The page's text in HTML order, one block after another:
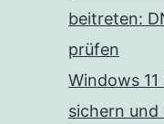
beitreten:
prüfen
Windows
sichern und